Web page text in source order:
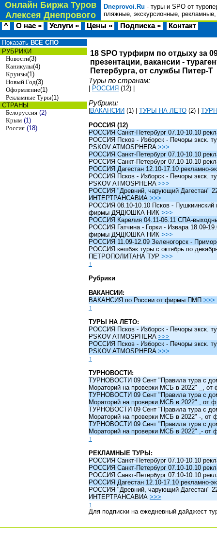
Онлайн Биржа Туров
Алексея Днепрового
Dneprovoi.Ru - туры и SPO от
пляжные, экскурсионные,
^ О нас » Услуги » Цены » Подписка » Контакт
Показать ВСЕ СПО
РУБРИКИ
Новости(3)
Каникулы(4)
Круизы(1)
Новый Год(3)
Оформление(1)
Рекламные Туры(1)
СТРАНЫ
Белоруссия (2)
Крым (1)
Россия (18)
18 SPO турфирм по отдыху за
презентации, вакансии -
Петербурга, от службы Питер-Т
Туры по странам:
РОССИЯ (12)
Рубрики:
ВАКАНСИИ (1) ТУРЫ НА ЛЕТО (2)
РОССИЯ (12)
РОССИЯ Санкт-Петербург 07.10-10.10
РОССИЯ Псков - Изборск - Печоры экск.
PSKOV ATMOSPHERA >>>
РОССИЯ Санкт-Петербург 07.10-10.10
РОССИЯ Санкт-Петербург 07.10-10.10
РОССИЯ Дагестан 12.10-17.10 рекламно-
РОССИЯ Псков - Изборск - Печоры экск.
PSKOV ATMOSPHERA >>>
РОССИЯ "Древний, чарующий Дагестан"
ИНТЕРТРАНСАВИА >>>
РОССИЯ 08.10-10.10 Псков - Пушкиинский
фирмы ДЯДЮШКА НИК >>>
РОССИЯ Карелия 04.11-06.11 СПА-
РОССИЯ Гатчина - Горки - Извара 18.09-
фирмы ДЯДЮШКА НИК >>>
РОССИЯ 11.09-12.09 Зеленогорск -
РОССИЯ кешбэк туры c октябрь по
ПЕТРОПОЛИТАНА ТУР >>>
↑
Рубрики
ВАКАНСИИ:
ВАКАНСИЯ по России от фирмы ПМП >>>
↑
ТУРЫ НА ЛЕТО:
РОССИЯ Псков - Изборск - Печоры экск.
PSKOV ATMOSPHERA >>>
РОССИЯ Псков - Изборск - Печоры экск.
PSKOV ATMOSPHERA >>>
↑
ТУРНОВОСТИ:
ТУРНОВОСТИ 09 Сент "Правила тура с
Мораторий на проверки МСБ в 2022" _,
ТУРНОВОСТИ 09 Сент "Правила тура с
Мораторий на проверки МСБ в 2022" ,
ТУРНОВОСТИ 09 Сент "Правила тура с
Мораторий на проверки МСБ в 2022" -,
ТУРНОВОСТИ 09 Сент "Правила тура с
Мораторий на проверки МСБ в 2022" ,-
↑
РЕКЛАМНЫЕ ТУРЫ:
РОССИЯ Санкт-Петербург 07.10-10.10
РОССИЯ Санкт-Петербург 07.10-10.10
РОССИЯ Санкт-Петербург 07.10-10.10
РОССИЯ Дагестан 12.10-17.10 рекламно-
РОССИЯ "Древний, чарующий Дагестан"
ИНТЕРТРАНСАВИА >>>
↑
Для подписки на ежедневный дайджест